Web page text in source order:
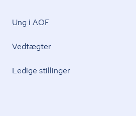
Ung i AOF
Vedtægter
Ledige stillinger